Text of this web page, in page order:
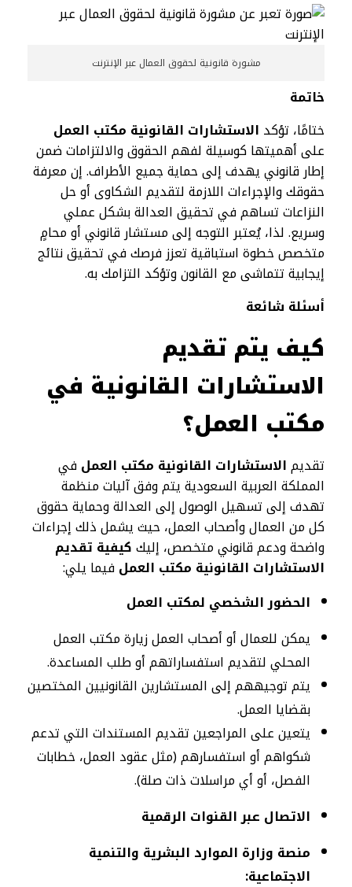
مشورة قانونية لحقوق العمال عبر الإنترنت
خاتمة
ختامًا، تؤكد الاستشارات القانونية مكتب العمل
على أهميتها كوسيلة لفهم الحقوق والالتزامات ضمن
إطار قانوني يهدف إلى حماية جميع الأطراف. إن معرفة
حقوقك والإجراءات اللازمة لتقديم الشكاوى أو حل
النزاعات تساهم في تحقيق العدالة بشكل عملي
وسريع. لذا، يُعتبر التوجه إلى مستشار قانوني أو محامٍ
متخصص خطوة استباقية تعزز فرصك في تحقيق نتائج
إيجابية تتماشى مع القانون وتؤكد التزامك به.
أسئلة شائعة
كيف يتم تقديم
الاستشارات القانونية في
مكتب العمل؟
تقديمالاستشارات القانونية مكتب العملفي
المملكة العربية السعودية يتم وفق آليات منظمة
تهدف إلى تسهيل الوصول إلى العدالة وحماية حقوق
كل من العمال وأصحاب العمل، حيث يشمل ذلك إجراءات
واضحة ودعم قانوني متخصص، إليككيفية تقديم
الاستشارات القانونية مكتب العملفيما يلي:
الحضور الشخصي لمكتب العمل
يمكن للعمال أو أصحاب العمل زيارة مكتب العمل
المحلي لتقديم استفساراتهم أو طلب المساعدة.
يتم توجيههم إلى المستشارين القانونيين المختصين
بقضايا العمل.
يتعين على المراجعين تقديم المستندات التي تدعم
شكواهم أو استفسارهم (مثل عقود العمل، خطابات
الفصل، أو أي مراسلات ذات صلة).
الاتصال عبر القنوات الرقمية
منصة وزارة الموارد البشرية والتنمية
الاجتماعية: